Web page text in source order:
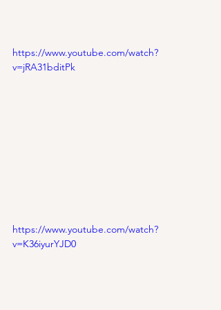
https://www.youtube.com/watch?
v=jRA31bditPk
https://www.youtube.com/watch?
v=K36iyurYJD0